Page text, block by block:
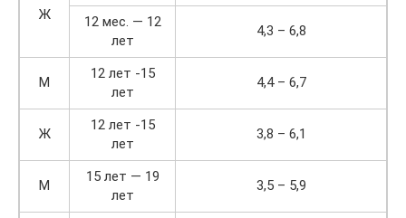
Ж
12 мес. — 12
лет
4,3 – 6,8
М
12 лет -15
лет
4,4 – 6,7
Ж
12 лет -15
лет
3,8 – 6,1
М
15 лет — 19
лет
3,5 – 5,9